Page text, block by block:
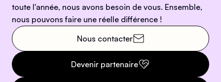
toute l'année, nous avons besoin de vous. Ensemble,
nous pouvons faire une réelle différence !
Nous contacter
Devenir partenaire